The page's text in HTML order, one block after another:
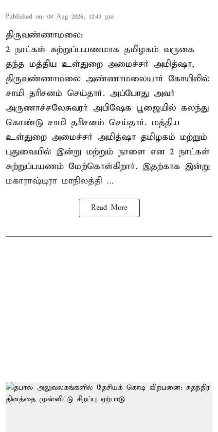
Published on: 08 Aug 2026, 12:43 pm
திருவண்ணாமலை:
2 நாட்கள் சுற்றுப்பயணமாக தமிழகம் வருகை
தந்த மத்திய உள்துறை அமைச்சர் அமித்ஷா,
திருவண்ணாமலை அண்ணாமலையார் கோயிலில்
சாமி தரிசனம் செய்தார். அப்போது அவர்
அருணாச்சலேசுவரர் அபிஷேக பூஜையில் கலந்து
கொண்டு சாமி தரிசனம் செய்தார். மத்திய
உள்துறை அமைச்சர் அமித்ஷா தமிழகம் மற்றும்
புதுவையில் இன்று மற்றும் நாளை என 2 நாட்கள்
சுற்றுப்பயணம் மேற்கொள்கிறார். இதற்காக இன்று
மகாராஷ்டிரா மாநிலத்தி ...
Read More